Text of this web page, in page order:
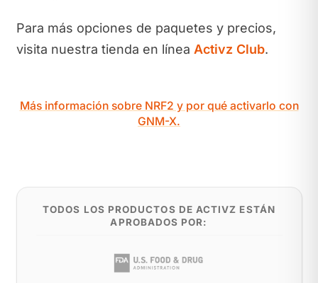
Para más opciones de paquetes y precios,
visita nuestra tienda en línea Activz Club.
Más información sobre NRF2 y por qué activarlo con
GNM-X.
TODOS LOS PRODUCTOS DE ACTIVZ ESTÁN
APROBADOS POR: